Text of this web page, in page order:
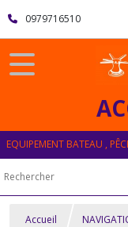
0979716510
Accueil